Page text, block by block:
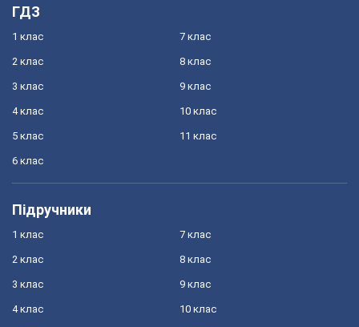
ГДЗ
1 клас
2 клас
3 клас
4 клас
5 клас
6 клас
7 клас
8 клас
9 клас
10 клас
11 клас
Підручники
1 клас
2 клас
3 клас
4 клас
7 клас
8 клас
9 клас
10 клас